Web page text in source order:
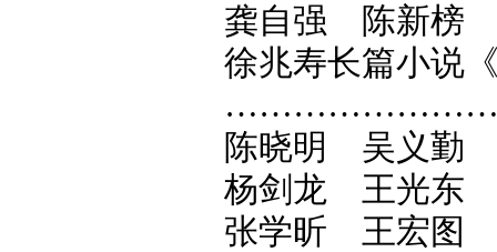
龚自强 陈新榜
徐兆寿长篇小说
陈晓明 吴义
杨剑龙 王光东
张学昕 王宏